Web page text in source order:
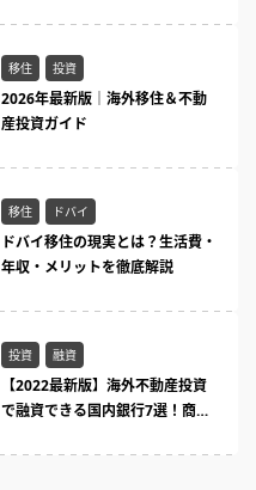
移住 投資
2026年最新版｜海外移住＆不動
産投資ガイド
移住 ドバイ
ドバイ移住の現実とは？生活費・
年収・メリットを徹底解説
投資 融資
【2022最新版】海外不動産投資
で融資できる国内銀行7選！商品